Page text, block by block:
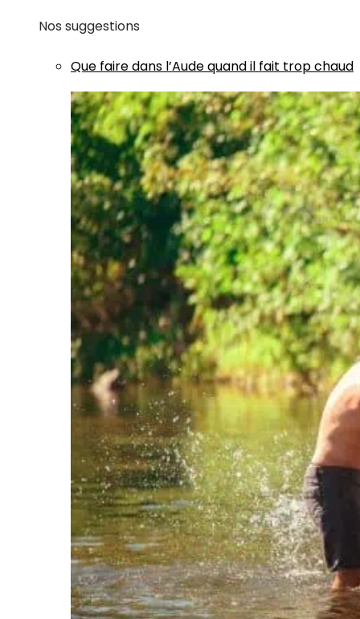
Nos suggestions
Que faire dans l’Aude quand il fait trop chaud